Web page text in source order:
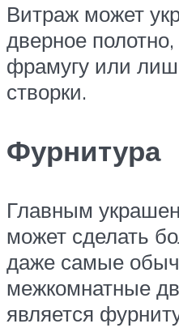
Витраж может
дверное полотно,
фрамугу или
створки.
Фурнитура
Главным
может сделать
даже самые
межкомнатные
является